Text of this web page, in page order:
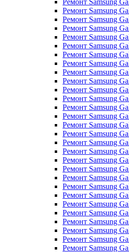
Ремонт Samsung
Ремонт Samsung
Ремонт Samsung
Ремонт Samsung
Ремонт Samsung
Ремонт Samsung
Ремонт Samsung
Ремонт Samsung
Ремонт Samsung
Ремонт Samsung
Ремонт Samsung
Ремонт Samsung
Ремонт Samsung
Ремонт Samsung
Ремонт Samsung
Ремонт Samsung
Ремонт Samsung
Ремонт Samsung
Ремонт Samsung
Ремонт Samsung
Ремонт Samsung
Ремонт Samsung
Ремонт Samsung
Ремонт Samsung
Ремонт Samsung
Ремонт Samsung
Ремонт Samsung
Ремонт Samsung
Ремонт Samsung